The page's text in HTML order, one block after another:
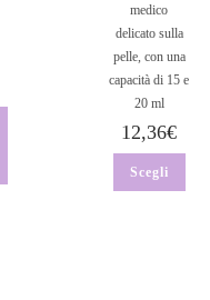
medico
delicato sulla
pelle, con una
capacità di 15 e
20 ml
12,36€
Scegli